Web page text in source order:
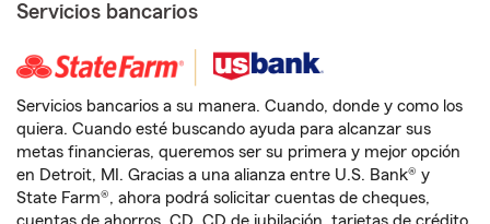
Servicios bancarios
Servicios bancarios a su manera. Cuando, donde y como los
quiera. Cuando esté buscando ayuda para alcanzar sus
metas financieras, queremos ser su primera y mejor opción
en Detroit, MI. Gracias a una alianza entre U.S. Bank® y
State Farm®, ahora podrá solicitar cuentas de cheques,